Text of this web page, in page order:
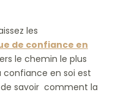
les
de confiance en
le chemin le plus
confiance en soi est
savoir comment la